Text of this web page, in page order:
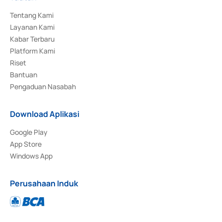
Tentang Kami
Layanan Kami
Kabar Terbaru
Platform Kami
Riset
Bantuan
Pengaduan Nasabah
Download Aplikasi
Google Play
App Store
Windows App
Perusahaan Induk